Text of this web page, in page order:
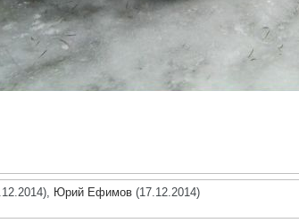
Юрий Ефимов (17.12.2014)